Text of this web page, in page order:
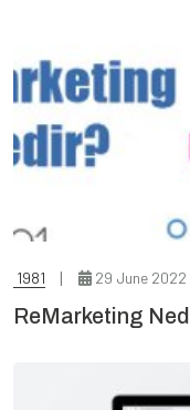
1981 29 June 2022
ReMarketing